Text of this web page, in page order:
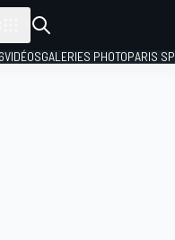
VIDÉOSGALERIES PHOTOPARIS